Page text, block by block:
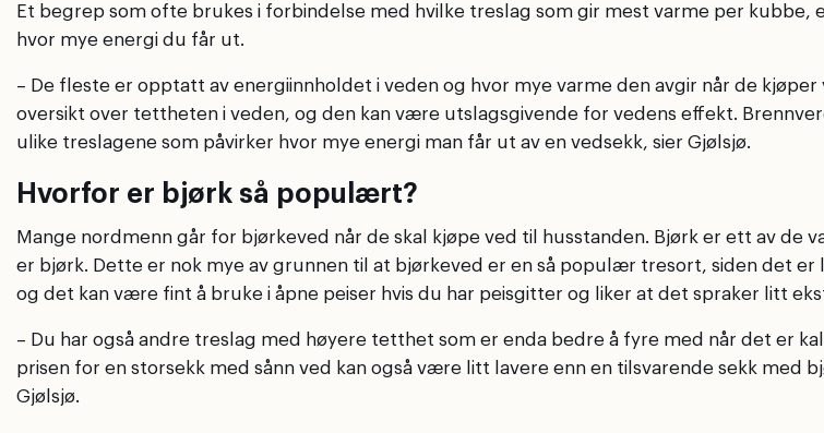
Et begrep som ofte brukes i forbindelse med hvilke treslag som gir mest varme per
hvor mye energi du får ut.
– De fleste er opptatt av energiinnholdet i veden og hvor mye varme den avgir når de
oversikt over tettheten i veden, og den kan være utslagsgivende for vedens effekt.
ulike treslagene som påvirker hvor mye energi man får ut av en vedsekk, sier Gjølsjø.
Hvorfor er bjørk så populært?
Mange nordmenn går for bjørkeved når de skal kjøpe ved til husstanden. Bjørk er ett av de
er bjørk. Dette er nok mye av grunnen til at bjørkeved er en så populær tresort, siden det
og det kan være fint å bruke i åpne peiser hvis du har peisgitter og liker at det spraker litt
– Du har også andre treslag med høyere tetthet som er enda bedre å fyre med når det er
prisen for en storsekk med sånn ved kan også være litt lavere enn en tilsvarende sekk med
Gjølsjø.